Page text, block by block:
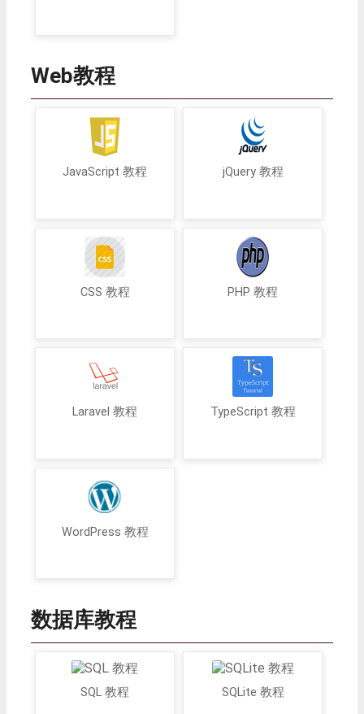
Web教程
JavaScript 教程 jQuery 教程
CSS 教程 PHP 教程
Laravel 教程 TypeScript 教程
WordPress 教程
数据库教程
SQL 教程 SQLite 教程